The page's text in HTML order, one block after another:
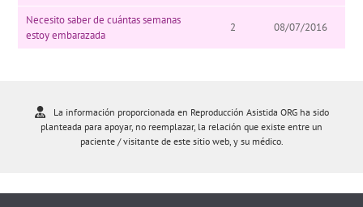
Necesito saber de cuántas semanas
estoy embarazada
2 08/07/2016
La información proporcionada en Reproducción Asistida ORG ha sido
planteada para apoyar, no reemplazar, la relación que existe entre un
paciente / visitante de este sitio web, y su médico.